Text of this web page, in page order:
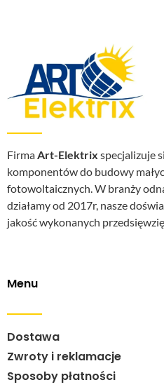
FirmaArt-Elektrix specjalizuje
komponentów do budowy
fotowoltaicznych. W branży
działamy od 2017r, nasze
jakość wykonanych
Menu
Dostawa
Zwroty i reklamacje
Sposoby płatności